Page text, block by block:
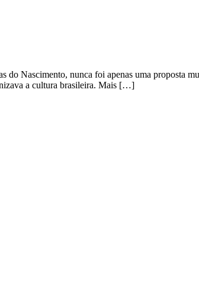
Nascimento, nunca foi apenas uma proposta
a cultura brasileira. Mais […]